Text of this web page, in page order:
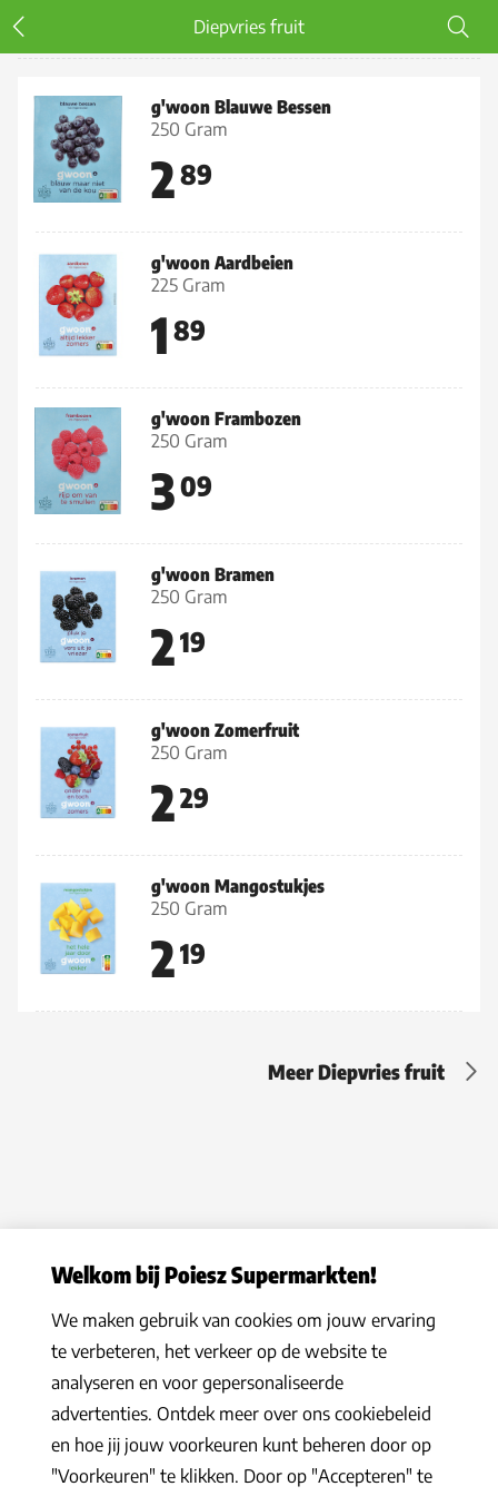
Diepvries fruit
Diepvries fruit
g'woon Blauwe Bessen
250 Gram
289
g'woon Aardbeien
225 Gram
1 89
g'woon Frambozen
250 Gram
309
g'woon Bramen
250 Gram
219
g'woon Zomerfruit
250 Gram
229
g'woon Mangostukjes
250 Gram
219
Meer Diepvries fruit
Privacy statement|Algemene voorwaarden |Hoe werkt het |
Veelgestelde vragen|Cookies
© 2026 Poiesz Supermarkten B.V. Alle rechten voorbehouden
Welkom bij Poiesz Supermarkten!
We maken gebruik van cookies om jouw ervaring
te verbeteren, het verkeer op de website te
analyseren en voor gepersonaliseerde
advertenties. Ontdek meer over ons cookiebeleid
en hoe jij jouw voorkeuren kunt beheren door op
"Voorkeuren" te klikken. Door op "Accepteren" te